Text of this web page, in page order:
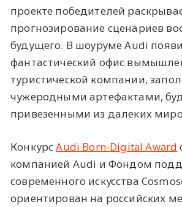
проекте победителей
прогнозирование сценариев
будущего. В шоуруме Audi
фантастический офис
туристической компании,
чужеродными артефактами,
привезенными из далеких
КонкурсAudi Born-Digital Award
компанией Audi и Фондом
современного искусства
ориентирован на российских